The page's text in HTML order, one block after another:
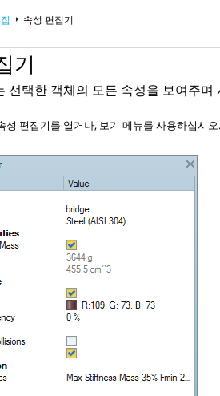
속성 편집기
기
선택한 객체의 모든 속성을 보여주
성 편집기를 열거나, 보기 메뉴를 사용하십시오.